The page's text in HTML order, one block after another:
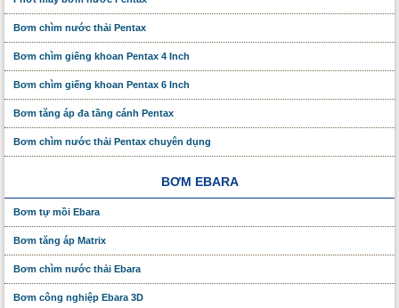
Bơm chìm nước thải Pentax
Bơm chìm giếng khoan Pentax 4 Inch
Bơm chìm giếng khoan Pentax 6 Inch
Bơm tăng áp đa tầng cánh Pentax
Bơm chìm nước thải Pentax chuyên dụng
BƠM EBARA
Bơm tự mồi Ebara
Bơm tăng áp Matrix
Bơm chìm nước thải Ebara
Bơm công nghiệp Ebara 3D